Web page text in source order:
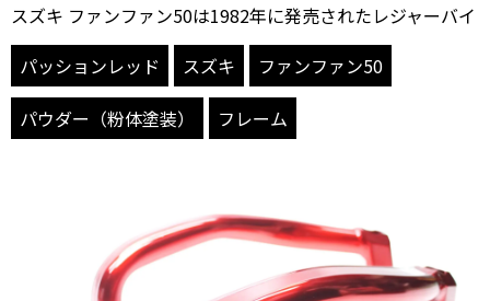
スズキ ファンファン50は1982年に発売されたレジャーバイ
パッションレッド
スズキ
ファンファン50
パウダー（粉体塗装）
フレーム